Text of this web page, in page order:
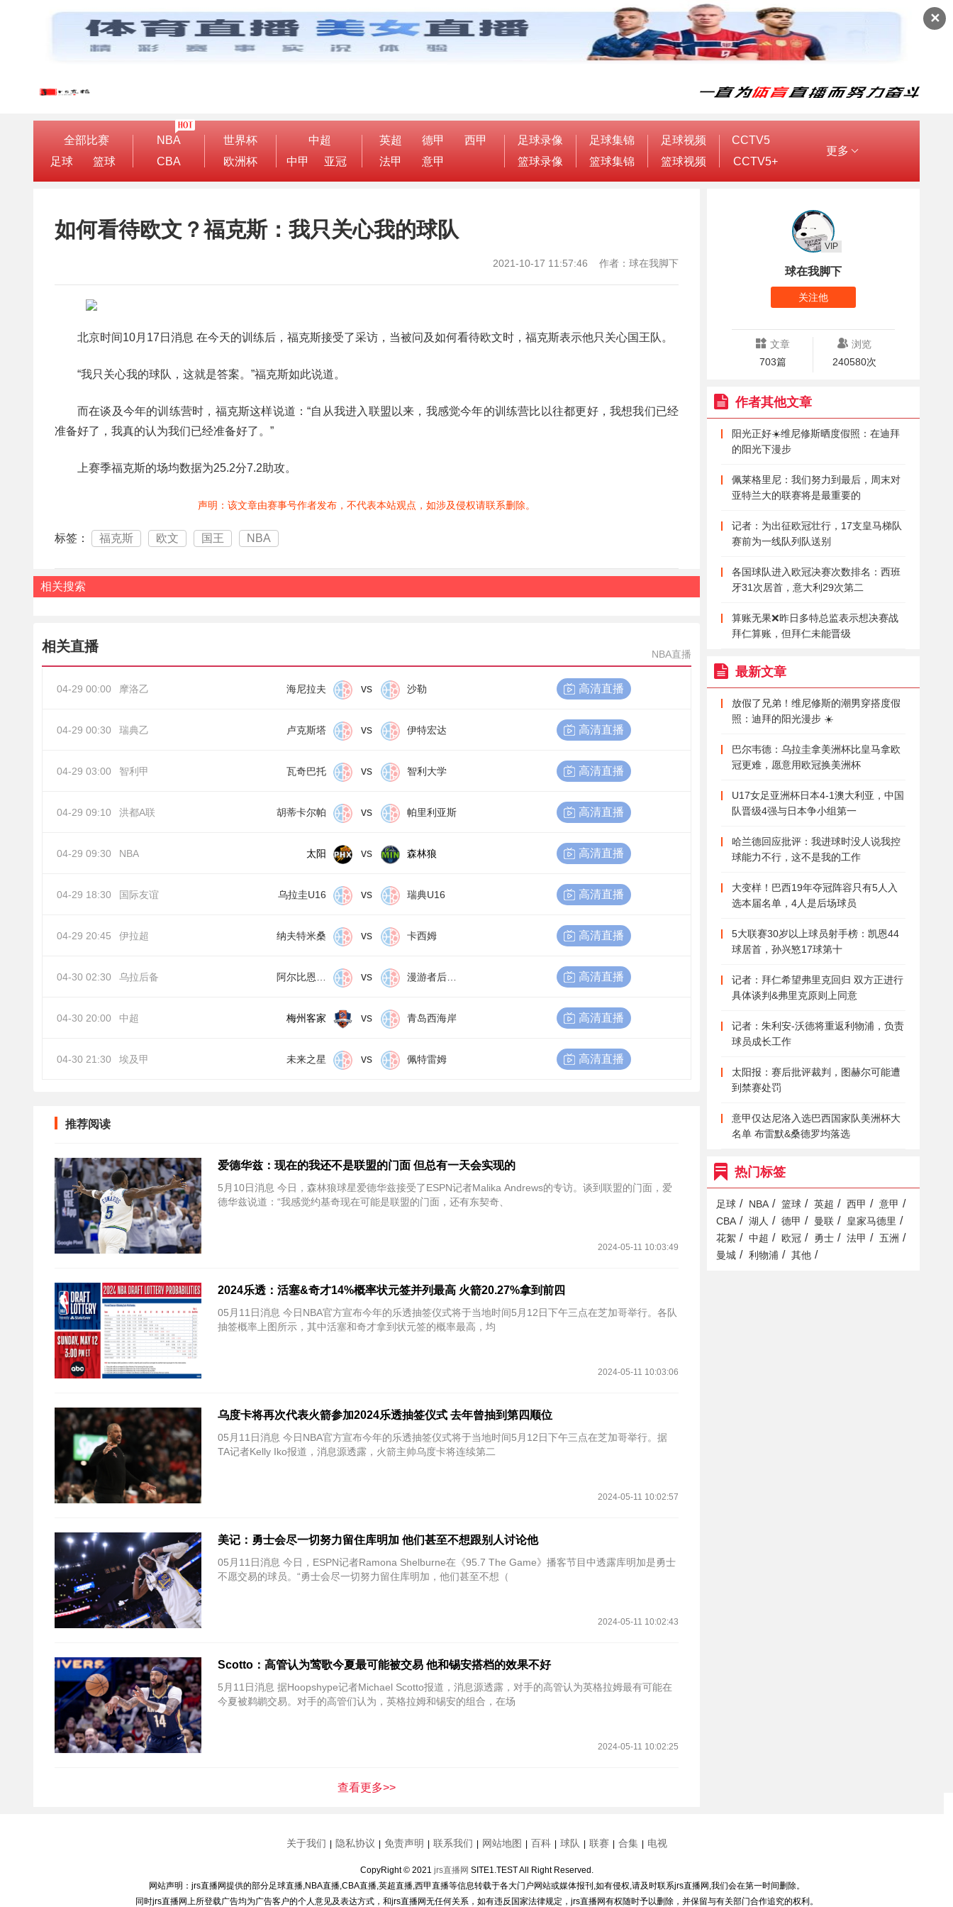
✕
全部比赛
足球
篮球
NBA
CBA
世界杯
欧洲杯
中超
中甲
亚冠
英超 德甲
西甲
法甲
意甲
足球录像
篮球录像
足球集锦
篮球集锦
足球视频
篮球视频
CCTV5
CCTV5+
更多
如何看待欧文？福克斯：我只关心我的球队
2021-10-17 11:57:46 作者：球在我脚下
北京时间10月17日消息 在今天的训练后，福克斯接受了采访，当被问及如何看待欧文时，福克斯表示他只关心国王队。
“我只关心我的球队，这就是答案。”福克斯如此说道。
而在谈及今年的训练营时，福克斯这样说道：“自从我进入联盟以来，我感觉今年的训练营比以往都更好，我想我们已经
准备好了，我真的认为我们已经准备好了。”
上赛季福克斯的场均数据为25.2分7.2助攻。
声明：该文章由赛事号作者发布，不代表本站观点，如涉及侵权请联系删除。
标签： 福克斯 欧文 国王 NBA
相关搜索
相关直播 NBA直播
04-29 00:00 摩洛乙 海尼拉夫 vs 沙勒 高清直播
04-29 00:30 瑞典乙 卢克斯塔 vs 伊特宏达 高清直播
04-29 03:00 智利甲 瓦奇巴托 vs 智利大学 高清直播
04-29 09:10 洪都A联 胡蒂卡尔帕 vs 帕里利亚斯 高清直播
04-29 09:30 NBA 太阳 vs 森林狼 高清直播
04-29 18:30 国际友谊 乌拉圭U16 vs 瑞典U16 高清直播
04-29 20:45 伊拉超 纳夫特米桑 vs 卡西姆 高清直播
04-30 02:30 乌拉后备 vs 高清直播
04-30 20:00 中超 梅州客家 vs 青岛西海岸 高清直播
04-30 21:30 埃及甲 未来之星 vs 佩特雷姆 高清直播
推荐阅读
爱德华兹：现在的我还不是联盟的门面 但总有一天会实现的
5月10日消息 今日，森林狼球星爱德华兹接受了ESPN记者Malika Andrews的专访。谈到联盟的门面，爱
德华兹说道：“我感觉约基奇现在可能是联盟的门面，还有东契奇、
2024-05-11 10:03:49
2024乐透：活塞&奇才14%概率状元签并列最高 火箭20.27%拿到前四
05月11日消息 今日NBA官方宣布今年的乐透抽签仪式将于当地时间5月12日下午三点在芝加哥举行。各队
抽签概率上图所示，其中活塞和奇才拿到状元签的概率最高，均
2024-05-11 10:03:06
乌度卡将再次代表火箭参加2024乐透抽签仪式 去年曾抽到第四顺位
05月11日消息 今日NBA官方宣布今年的乐透抽签仪式将于当地时间5月12日下午三点在芝加哥举行。据
TA记者Kelly Iko报道，消息源透露，火箭主帅乌度卡将连续第二
2024-05-11 10:02:57
美记：勇士会尽一切努力留住库明加 他们甚至不想跟别人讨论他
05月11日消息 今日，ESPN记者Ramona Shelburne在《95.7 The Game》播客节目中透露库明加是勇士
不愿交易的球员。“勇士会尽一切努力留住库明加，他们甚至不想（
2024-05-11 10:02:43
Scotto：高管认为莺歌今夏最可能被交易 他和锡安搭档的效果不好
5月11日消息 据Hoopshype记者Michael Scotto报道，消息源透露，对手的高管认为英格拉姆最有可能在
今夏被鹈鹕交易。对手的高管们认为，英格拉姆和锡安的组合，在场
2024-05-11 10:02:25
查看更多>>
球在我脚下
VIP
关注他
文章
703篇
浏览
240580次
作者其他文章
阳光正好☀️维尼修斯晒度假照：在迪拜
的阳光下漫步
佩莱格里尼：我们努力到最后，周末对
亚特兰大的联赛将是最重要的
记者：为出征欧冠壮行，17支皇马梯队
赛前为一线队列队送别
各国球队进入欧冠决赛次数排名：西班
牙31次居首，意大利29次第二
算账无果❌昨日多特总监表示想决赛战
拜仁算账，但拜仁未能晋级
最新文章
放假了兄弟！维尼修斯的潮男穿搭度假
照：迪拜的阳光漫步 ☀️
巴尔韦德：乌拉圭拿美洲杯比皇马拿欧
冠更难，愿意用欧冠换美洲杯
U17女足亚洲杯日本4-1澳大利亚，中国
队晋级4强与日本争小组第一
哈兰德回应批评：我进球时没人说我控
球能力不行，这不是我的工作
大变样！巴西19年夺冠阵容只有5人入
选本届名单，4人是后场球员
5大联赛30岁以上球员射手榜：凯恩44
球居首，孙兴慜17球第十
记者：拜仁希望弗里克回归 双方正进行
具体谈判&弗里克原则上同意
记者：朱利安-沃德将重返利物浦，负责
球员成长工作
太阳报：赛后批评裁判，图赫尔可能遭
到禁赛处罚
意甲仅达尼洛入选巴西国家队美洲杯大
名单 布雷默&桑德罗均落选
热门标签
足球 / NBA / 篮球 / 英超 / 西甲 / 意甲 /
CBA / 湖人 / 德甲 / 曼联 / 皇家马德里 /
花絮 / 中超 / 欧冠 / 勇士 / 法甲 / 五洲 /
曼城 / 利物浦 / 其他 /
关于我们 隐私协议 免责声明 联系我们 网站地图 百科 球队 联赛 合集 电视
CopyRight © 2021 jrs直播网 SITE1.TEST All Right Reserved.
网站声明：jrs直播网提供的部分足球直播,NBA直播,CBA直播,英超直播,西甲直播等信息转载于各大门户网站或媒体报刊,如有侵权,请及时联系jrs直播网,我们会在第一时间删除。
同时jrs直播网上所登载广告均为广告客户的个人意见及表达方式，和jrs直播网无任何关系，如有违反国家法律规定，jrs直播网有权随时予以删除，并保留与有关部门合作追究的权利。